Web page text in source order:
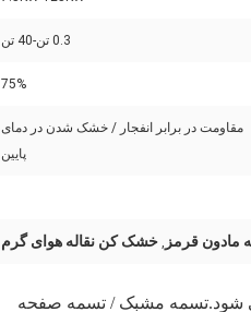
0.3 تن-40 تن
75%
مقاومت در برابر انفجار / خشک شدن در دمای
پایین
مادون قرمز , خشک کن نقاله هوای گرم
شود.تسمه مشبک / تسمه صفحه